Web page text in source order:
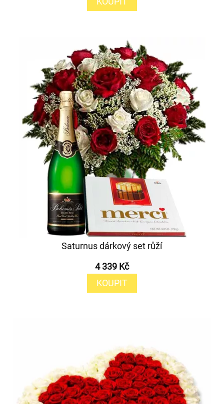
Saturnus dárkový set růží
4 339 Kč
KOUPIT